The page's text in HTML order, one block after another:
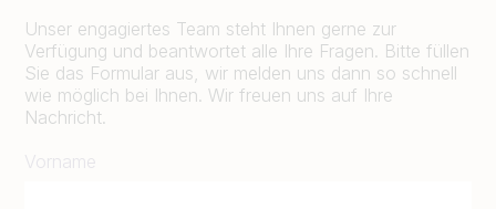
Unser engagiertes Team steht Ihnen gerne zur
Verfügung und beantwortet alle Ihre Fragen. Bitte füllen
Sie das Formular aus, wir melden uns dann so schnell
wie möglich bei Ihnen. Wir freuen uns auf Ihre
Nachricht.
Vorname